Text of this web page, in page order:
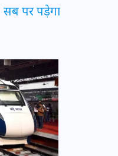
सब पर पड़ेगा